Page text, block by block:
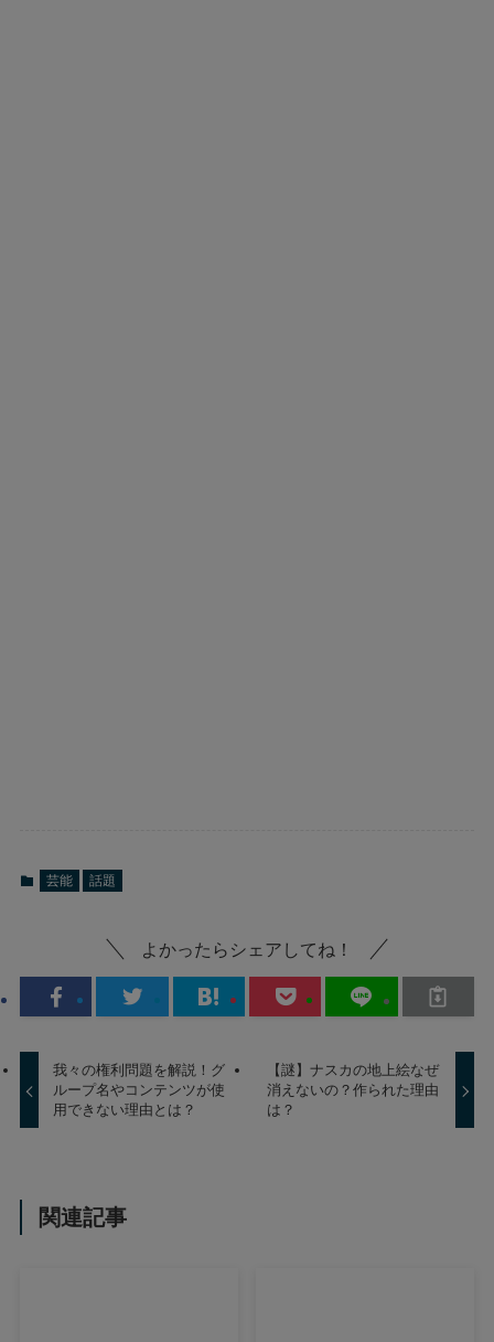
芸能 話題
よかったらシェアしてね！
我々の権利問題を解説！グ
ループ名やコンテンツが使
用できない理由とは？
【謎】ナスカの地上絵なぜ
消えないの？作られた理由
は？
関連記事